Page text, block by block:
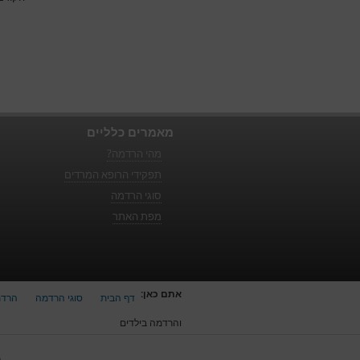
מאמרים כלליים
תפקידי הרופא המרדים
סוגי הרדמה
מפת האתר
אתם כאן: דף הבית סוגי הרדמה
והרדמה בילדים